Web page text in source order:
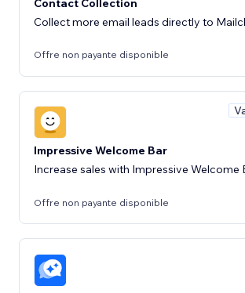
Collect more email leads directly to
Offre non payante disponible
Impressive Welcome Bar
Increase sales with Impressive Welcome
Offre non payante disponible